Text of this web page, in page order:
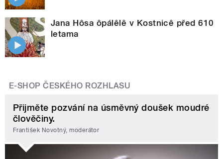
Jana Hôsa ôpálêlê v Kostnicê před 610
letama
E-SHOP ČESKÉHO ROZHLASU
Přijměte pozvání na úsměvný doušek moudré
člověčiny.
František Novotný, moderátor